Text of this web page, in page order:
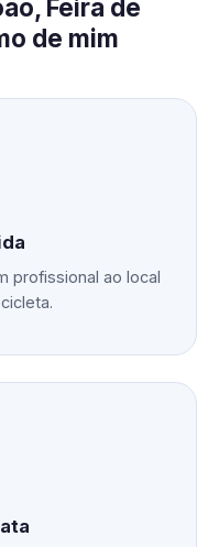
Feira de
de mim
profissional ao local